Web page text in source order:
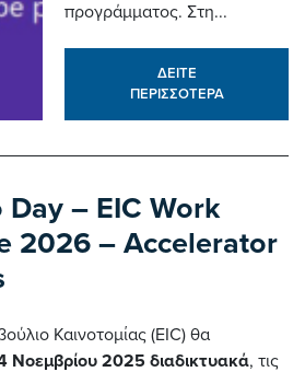
προγράμματος. Στη...
ΔΕΙΤΕ
ΠΕΡΙΣΣΟΤΕΡΑ
– EIC Work
2026 – Accelerator
Καινοτομίας (EIC) θα
Νοεμβρίου 2025 διαδικτυακά, τις